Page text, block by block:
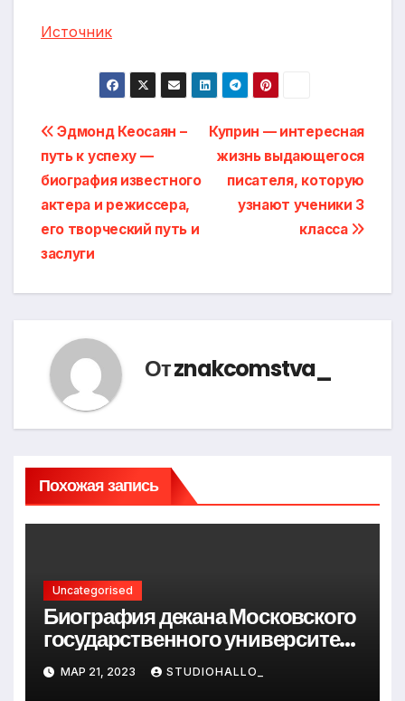
Источник
Навигация
по
записям
Куприн — интересная
жизнь выдающегося
писателя, которую
узнают ученики 3
класса
Эдмонд Кеосаян –
путь к успеху —
биография известного
актера и режиссера,
его творческий путь и
заслуги
Отznakcomstva_
Похожая запись
Uncategorised
Биография декана Московского
государственного университета
Андрея Сидорова — от студента
до руководителя
МАР 21, 2023 STUDIOHALLO_